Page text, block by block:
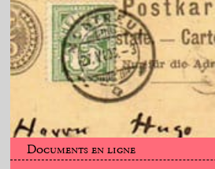
Documents en ligne